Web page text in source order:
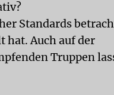
Standards
hat. Auch auf der
Truppen